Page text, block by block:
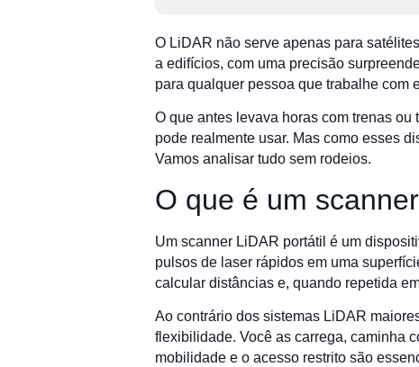
O LiDAR não serve apenas para
a edifícios, com uma precisão
para qualquer pessoa que trabalhe
O que antes levava horas com trenas
pode realmente usar. Mas como esses
Vamos analisar tudo sem rodeios.
O que é um
Um scanner LiDAR portátil é um
pulsos de laser rápidos em uma
calcular distâncias e, quando repetida
Ao contrário dos sistemas LiDAR
flexibilidade. Você as carrega, caminha
mobilidade e o acesso restrito são